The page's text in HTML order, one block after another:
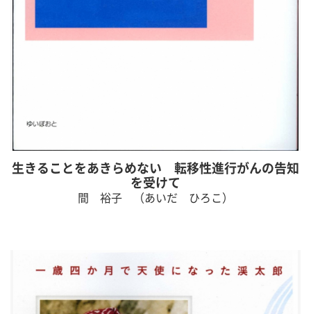
生きることをあきらめない 転移性進行がんの告知
を受けて
間 裕子 （あいだ ひろこ）